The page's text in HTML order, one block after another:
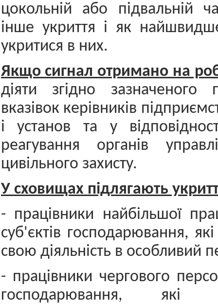
цокольній або підвальній
інше укриття і як
укритися в них.
Якщо сигнал отримано на
діяти згідно зазначеного
вказівок керівників
і установ та у
реагування органів
цивільного захисту.
У сховищах підлягають
- працівники найбільшої
суб'єктів господарювання,
свою діяльність в особливий
- працівники чергового
господарювання, які